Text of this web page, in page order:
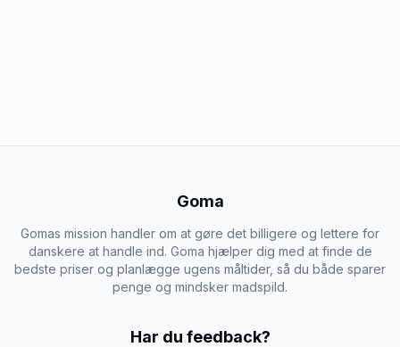
Goma
Gomas mission handler om at gøre det billigere og lettere for
danskere at handle ind. Goma hjælper dig med at finde de
bedste priser og planlægge ugens måltider, så du både sparer
penge og mindsker madspild.
Har du feedback?